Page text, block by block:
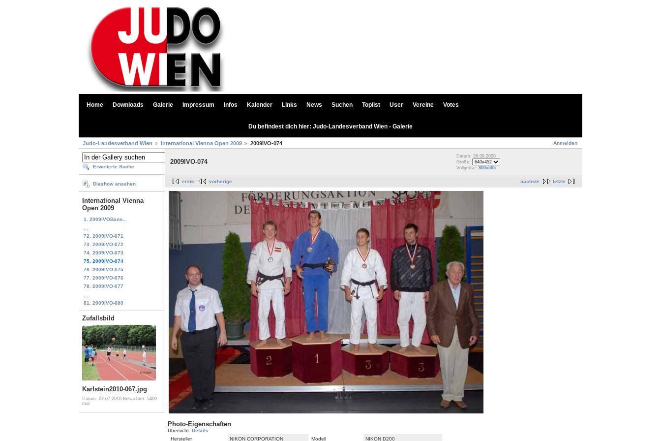
Home Downloads Galerie Impressum Infos Kalender Links News Suchen Toplist User Vereine Votes
Du befindest dich hier: Judo-Landesverband Wien - Galerie
Anmelden
Judo-Landesverband Wien International Vienna Open 2009 2009IVO-074
Erweiterte Suche
Diashow ansehen
International Vienna
Open 2009
1. 2009IVOBann...
72. 2009IVO-071
73. 2009IVO-072
74. 2009IVO-073
75. 2009IVO-074
76. 2009IVO-075
77. 2009IVO-076
78. 2009IVO-077
81. 2009IVO-080
Zufallsbild
Karlstein2010-067.jpg
Datum: 07.07.2010 Betrachtet: 5400
mal
2009IVO-074
Datum: 26.09.2009
Größe:
Vollgröße: 800x565
nächste letzte
erste vorherige
Photo-Eigenschaften
Übersicht Details
Hersteller
NIKON CORPORATION Modell NIKON D200